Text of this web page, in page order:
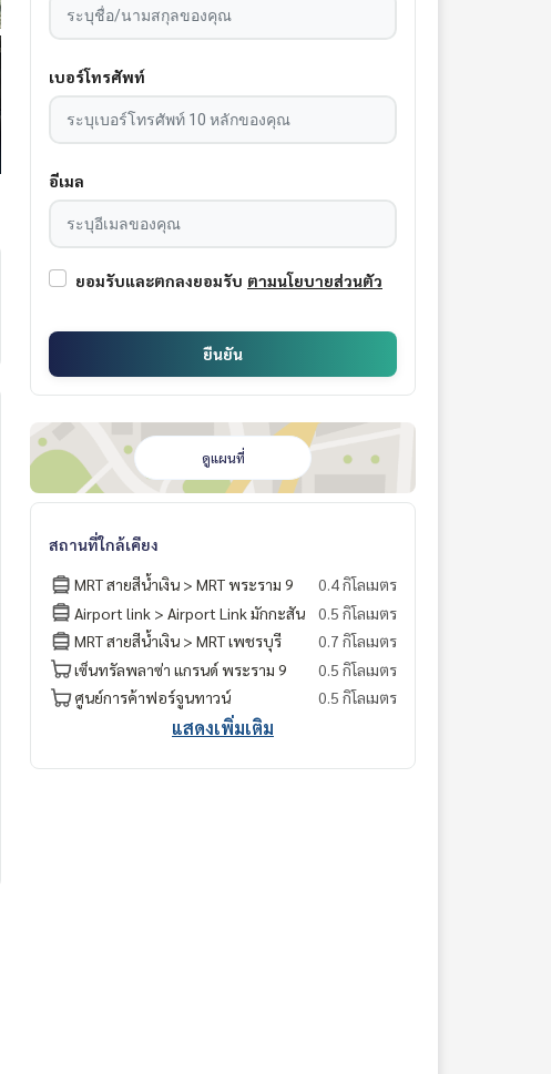
เบอร์โทรศัพท์
อีเมล
ยอมรับและตกลงยอมรับ ตามนโยบายส่วนตัว
ยืนยัน
ดูแผนที่
สถานที่ใกล้เคียง
MRT สายสีน้ำเงิน > MRT พระราม 9
0.4 กิโลเมตร
Airport link > Airport Link มักกะสัน
0.5 กิโลเมตร
MRT สายสีน้ำเงิน > MRT เพชรบุรี
0.7 กิโลเมตร
เซ็นทรัลพลาซ่า แกรนด์ พระราม 9
0.5 กิโลเมตร
ศูนย์การค้าฟอร์จูนทาวน์
0.5 กิโลเมตร
แสดงเพิ่มเติม